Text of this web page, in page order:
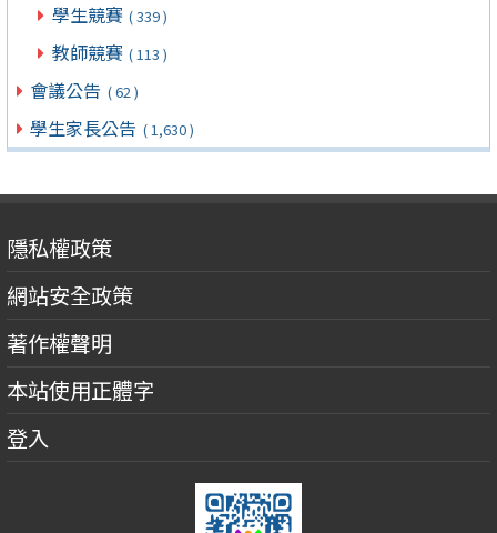
學生競賽 ( 339 )
教師競賽 ( 113 )
會議公告 ( 62 )
學生家長公告 ( 1,630 )
隱私權政策
網站安全政策
著作權聲明
本站使用正體字
登入